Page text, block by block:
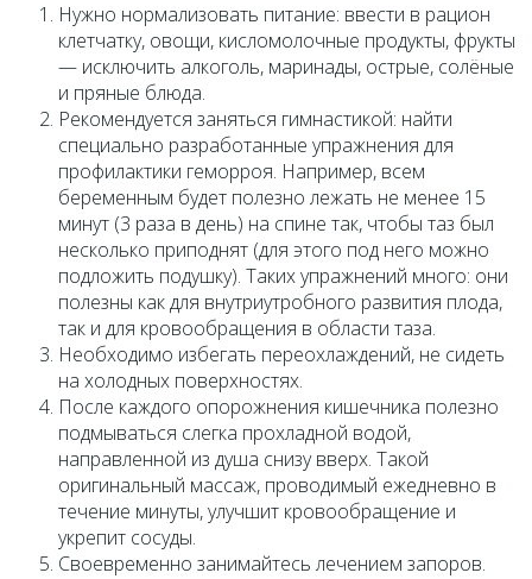
Нужно нормализовать питание: ввести в рацион
клетчатку, овощи, кисломолочные продукты, фрукты
— исключить алкоголь, маринады, острые, солёные
и пряные блюда.
Рекомендуется заняться гимнастикой: найти
специально разработанные упражнения для
профилактики геморроя. Например, всем
беременным будет полезно лежать не менее 15
минут (3 раза в день) на спине так, чтобы таз был
несколько приподнят (для этого под него можно
подложить подушку). Таких упражнений много: они
полезны как для внутриутробного развития плода,
так и для кровообращения в области таза.
Необходимо избегать переохлаждений, не сидеть
на холодных поверхностях.
После каждого опорожнения кишечника полезно
подмываться слегка прохладной водой,
направленной из душа снизу вверх. Такой
оригинальный массаж, проводимый ежедневно в
течение минуты, улучшит кровообращение и
укрепит сосуды.
Своевременно занимайтесь лечением запоров.